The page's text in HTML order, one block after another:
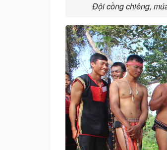
Đội cồng chiêng,